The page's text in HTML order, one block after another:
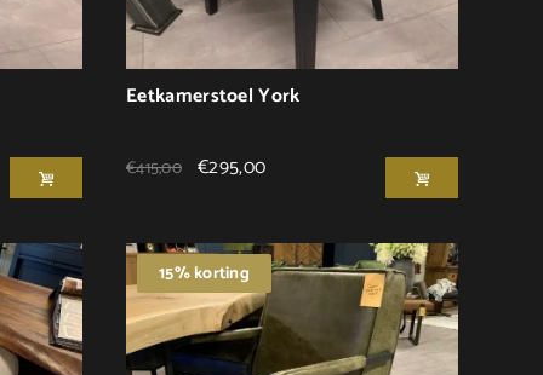
Eetkamerstoel York
€415,00 €295,00
15% korting